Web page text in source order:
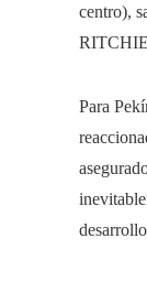
centro),
Para